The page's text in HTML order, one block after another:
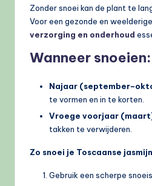
Zonder snoei kan de plant te
Voor een gezonde en
verzorging en onderhoud
Wanneer snoeien:
Najaar
te vormen en in te korten.
Vroege voorjaar
takken te verwijderen.
Zo snoei je Toscaanse
Gebruik een scherpe